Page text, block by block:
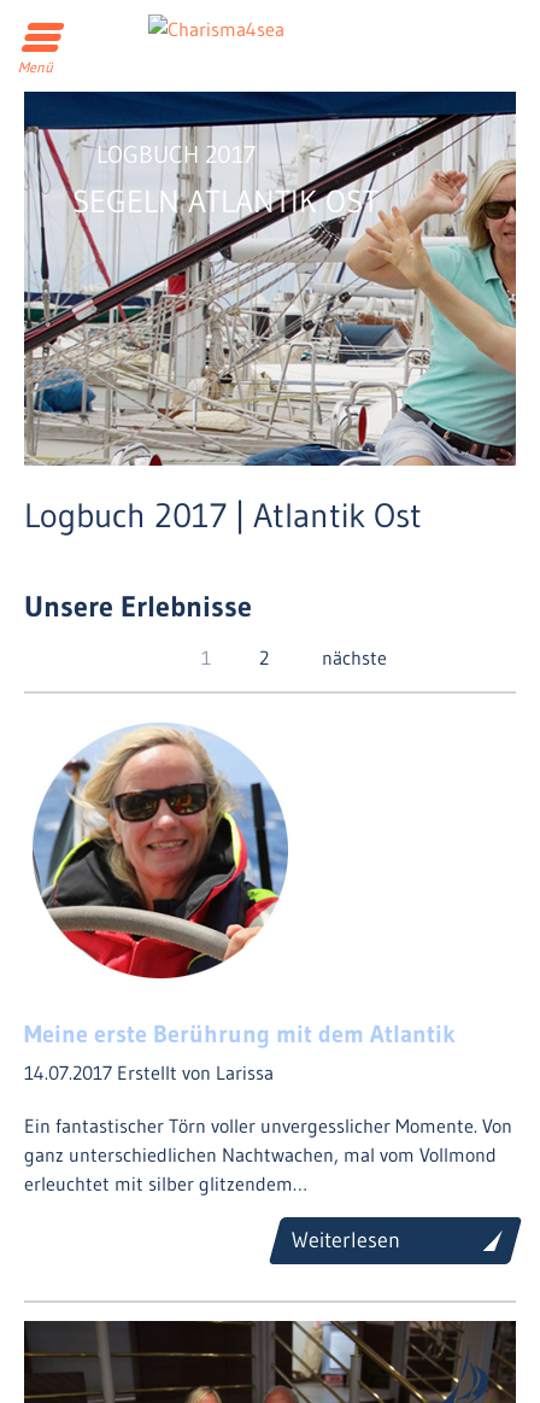
Menü
LOGBUCH 2017
SEGELN ATLANTIK OST
Logbuch 2017 | Atlantik Ost
Unsere Erlebnisse
1 2 nächste
Meine erste Berührung mit dem Atlantik
14.07.2017 Erstellt von Larissa
Ein fantastischer Törn voller unvergesslicher Momente. Von
ganz unterschiedlichen Nachtwachen, mal vom Vollmond
erleuchtet mit silber glitzendem…
Weiterlesen